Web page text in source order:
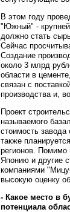
В этом году
"Южный" -
должно стать
Сейчас
Создание
около 3 млрд
области в
связан с
производства и,
Проект
называемого
стоимость
также
регионов. Помимо
Японию и другие
компаниями
высокую оценку
- Какое место в
потенциала